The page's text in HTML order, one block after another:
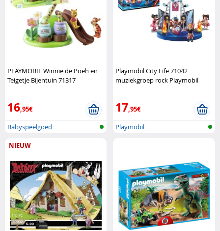
PLAYMOBIL Winnie de Poeh en
Teigetje Bijentuin 71317
16,95€
Babyspeelgoed
Playmobil City Life 71042
muziekgroep rock Playmobil
17,95€
Playmobil
NIEUW